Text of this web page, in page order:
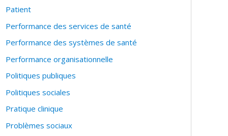
Patient
Performance des services de santé
Performance des systèmes de santé
Performance organisationnelle
Politiques publiques
Politiques sociales
Pratique clinique
Problèmes sociaux